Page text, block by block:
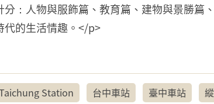
：人物與服飾篇、教育篇、建物與景勝篇
代的生活情趣。</p>
Station 台中車站 臺中車站